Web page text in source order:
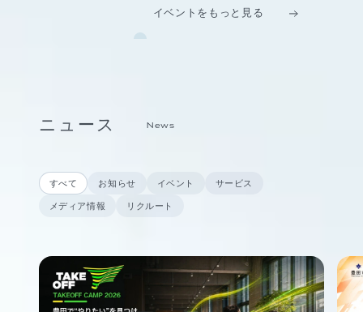
イベントをもっと見る
ニュース News
すべて お知らせ イベント サービス
メディア情報 リクルート